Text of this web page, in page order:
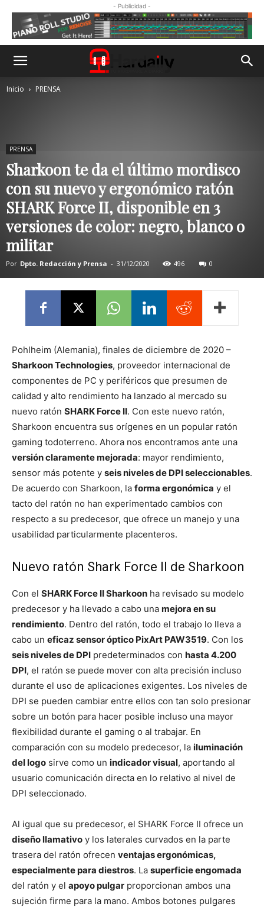
- Publicidad -
Inicio PRENSA
PRENSA
Sharkoon te da el último mordisco
con su nuevo y ergonómico ratón
SHARK Force II, disponible en 3
versiones de color: negro, blanco o
militar
Por Dpto. Redacción y Prensa - 31/12/2020 496 0
Pohlheim (Alemania), finales de diciembre de 2020 –
Sharkoon Technologies, proveedor internacional de
componentes de PC y periféricos que presumen de
calidad y alto rendimiento ha lanzado al mercado su
nuevo ratón SHARK Force II. Con este nuevo ratón,
Sharkoon encuentra sus orígenes en un popular ratón
gaming todoterreno. Ahora nos encontramos ante una
versión claramente mejorada: mayor rendimiento,
sensor más potente y seis niveles de DPI seleccionables.
De acuerdo con Sharkoon, la forma ergonómica y el
tacto del ratón no han experimentado cambios con
respecto a su predecesor, que ofrece un manejo y una
usabilidad particularmente placenteros.
Nuevo ratón Shark Force II de Sharkoon
Con el SHARK Force II Sharkoon ha revisado su modelo
predecesor y ha llevado a cabo una mejora en su
rendimiento. Dentro del ratón, todo el trabajo lo lleva a
cabo un eficaz sensor óptico PixArt PAW3519. Con los
seis niveles de DPI predeterminados con hasta 4.200
DPI, el ratón se puede mover con alta precisión incluso
durante el uso de aplicaciones exigentes. Los niveles de
DPI se pueden cambiar entre ellos con tan solo presionar
sobre un botón para hacer posible incluso una mayor
flexibilidad durante el gaming o al trabajar. En
comparación con su modelo predecesor, la iluminación
del logo sirve como un indicador visual, aportando al
usuario comunicación directa en lo relativo al nivel de
DPI seleccionado.
Al igual que su predecesor, el SHARK Force II ofrece un
diseño llamativo y los laterales curvados en la parte
trasera del ratón ofrecen ventajas ergonómicas,
especialmente para diestros. La superficie engomada
del ratón y el apoyo pulgar proporcionan ambos una
sujeción firme para la mano. Ambos botones pulgares